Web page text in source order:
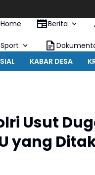
Home Berita
Sport
KABAR DESA
Usut
yang